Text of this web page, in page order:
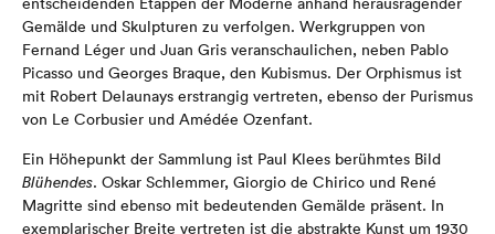
Gemälde und Skulpturen zu verfolgen. Werkgruppen von
Fernand Léger und Juan Gris veranschaulichen, neben Pablo
Picasso und Georges Braque, den Kubismus. Der Orphismus ist
mit Robert Delaunays erstrangig vertreten, ebenso der Purismus
von Le Corbusier und Amédée Ozenfant.
Ein Höhepunkt der Sammlung ist Paul Klees berühmtes Bild
Blühendes. Oskar Schlemmer, Giorgio de Chirico und René
Magritte sind ebenso mit bedeutenden Gemälde präsent. In
exemplarischer Breite vertreten ist die abstrakte Kunst um 1930